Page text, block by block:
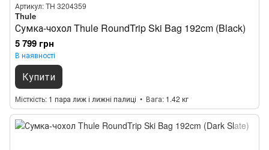
Артикул: TH 3204359
Thule
Сумка-чохол Thule RoundTrip Ski Bag 192cm (Black)
5 799 грн
В наявності
Купити
Місткість 1 пара лиж і лижні палиці Вага 1.42 кг